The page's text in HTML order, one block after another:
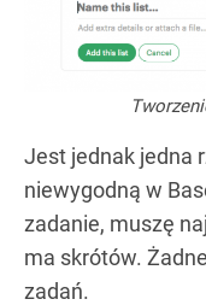
Jest jednak jedna
niewygodną w
zadanie, muszę
ma skrótów.
zadań.